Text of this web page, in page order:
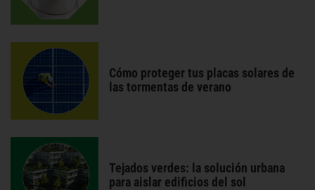
Cómo proteger tus placas solares de
las tormentas de verano
Tejados verdes: la solución urbana
para aislar edificios del sol